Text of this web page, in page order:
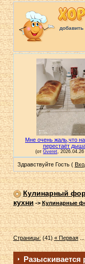
добавить
Здравствуйте Гость (
Кулинарный
кухни->Кулинарные
Страницы:(41)« Первая...
Разыскивается